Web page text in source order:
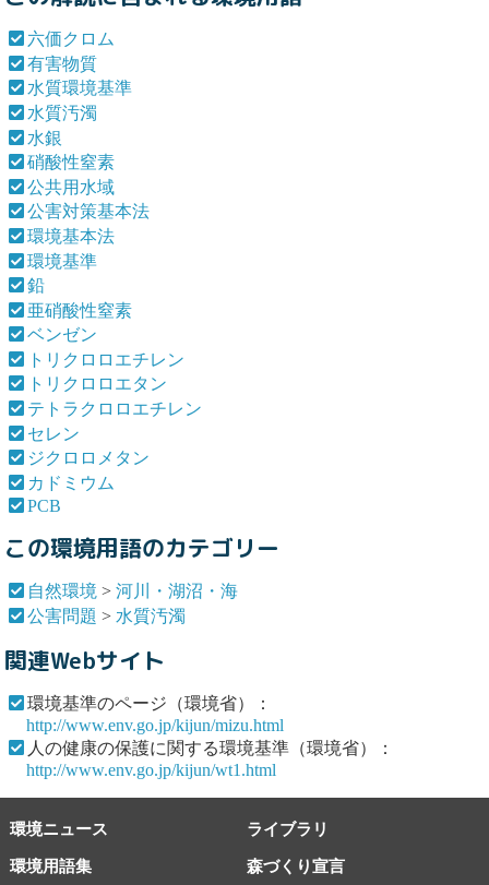
六価クロム
有害物質
水質環境基準
水質汚濁
水銀
硝酸性窒素
公共用水域
公害対策基本法
環境基本法
環境基準
鉛
亜硝酸性窒素
ベンゼン
トリクロロエチレン
トリクロロエタン
テトラクロロエチレン
セレン
ジクロロメタン
カドミウム
PCB
この環境用語のカテゴリー
自然環境 >河川・湖沼・海
公害問題 > 水質汚濁
関連Webサイト
環境基準のページ（環境省）：
http://www.env.go.jp/kijun/mizu.html
人の健康の保護に関する環境基準（環境省）：
http://www.env.go.jp/kijun/wt1.html
環境ニュース ライブラリ
環境用語集 森づくり宣言